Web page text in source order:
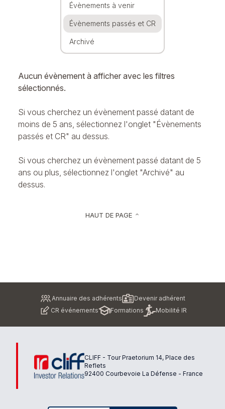
Évènements à venir
Évènements passés et CR
Archivé
Aucun évènement à afficher avec les filtres
sélectionnés.
Si vous cherchez un évènement passé datant de
moins de 5 ans, sélectionnez l'onglet "Évènements
passés et CR" au dessus.
Si vous cherchez un évènement passé datant de 5
ans ou plus, sélectionnez l'onglet "Archivé" au
dessus.
HAUT DE PAGE keyboard_arrow_up
Annuaire des adhérents
Devenir adhérent
CR événements
Formations Mobilité IR
CLIFF - Tour Praetorium 14, Place des
Reflets
92400 Courbevoie La Défense - France